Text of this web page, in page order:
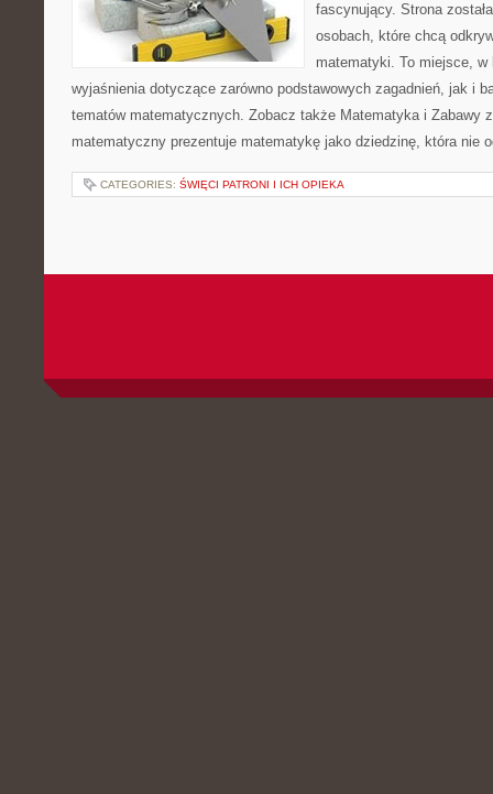
fascynujący. Strona
osobach, które chcą
matematyki. To miejsce,
wyjaśnienia dotyczące zarówno podstawowych zagadnień, jak i
tematów matematycznych. Zobacz także Matematyka i Zabawy
matematyczny prezentuje matematykę jako dziedzinę, która nie
CATEGORIES: ŚWIĘCI PATRONI I ICH OPIEKA